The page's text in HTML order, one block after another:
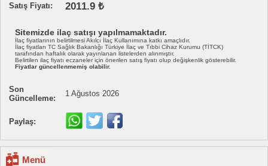
Satış Fiyatı: 2011.9 ₺
Sitemizde ilaç satışı yapılmamaktadır.
İlaç fiyatlarının belirtilmesi Akılcı İlaç Kullanımına katkı amaçlıdır.
İlaç fiyatları TC Sağlık Bakanlığı Türkiye İlaç ve Tıbbi Cihaz Kurumu (TİTCK)
tarafından haftalık olarak yayınlanan listelerden alınmıştır.
Belirtilen ilaç fiyatı eczaneler için önerilen satış fiyatı olup değişkenlik gösterebilir.
Fiyatlar güncellenmemiş olabilir.
Son
Güncelleme:
1 Ağustos 2026
Paylaş:
Menü